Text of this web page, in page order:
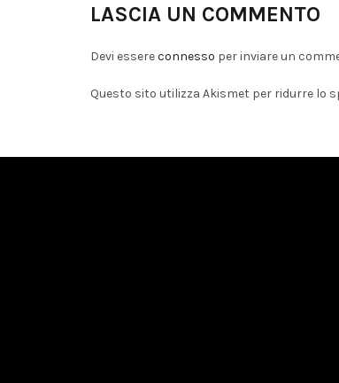
LASCIA UN COMMENTO
Devi essereconnesso per inviare un
Questo sito utilizza Akismet per ridurre lo